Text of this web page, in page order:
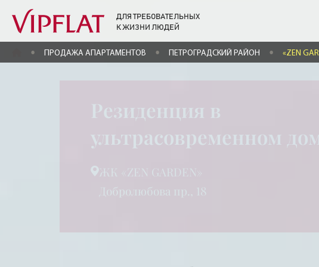
ДЛЯ ТРЕБОВАТЕЛЬНЫХ
К ЖИЗНИ ЛЮДЕЙ
ГЛАВНАЯПРОДАЖА АПАРТАМЕНТОВ ПЕТРОГРАДСКИЙ РАЙОН «ZEN
Резиденция в
ультрасовременном
ЖК «ZEN GARDEN»
Добролюбова пр., 18